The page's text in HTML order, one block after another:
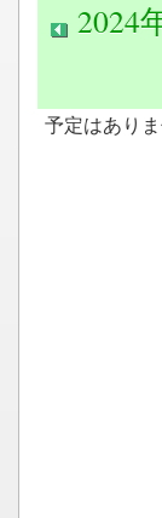
2024
予定はあり